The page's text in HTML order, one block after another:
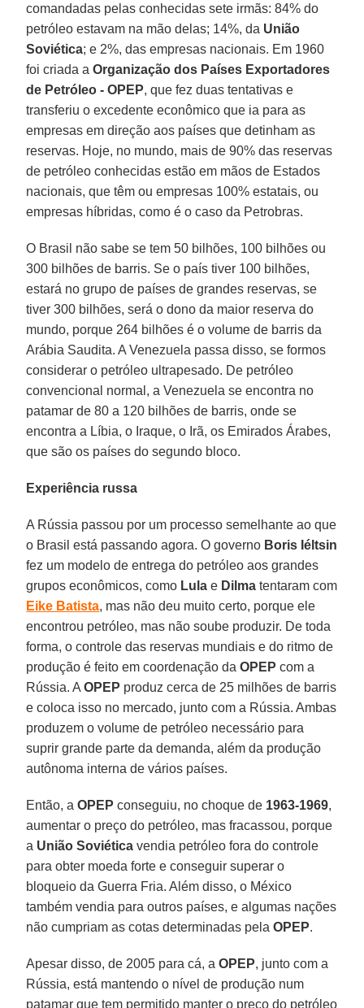
comandadas pelas conhecidas sete irmãs: 84% do
petróleo estavam na mão delas; 14%, da União
Soviética; e 2%, das empresas nacionais. Em 1960
foi criada aOrganização dos Países Exportadores
de Petróleo - OPEP, que fez duas tentativas e
transferiu o excedente econômico que ia para as
empresas em direção aos países que detinham as
reservas. Hoje, no mundo, mais de 90% das reservas
de petróleo conhecidas estão em mãos de Estados
nacionais, que têm ou empresas 100% estatais, ou
empresas híbridas, como é o caso da Petrobras.
O Brasil não sabe se tem 50 bilhões, 100 bilhões ou
300 bilhões de barris. Se o país tiver 100 bilhões,
estará no grupo de países de grandes reservas, se
tiver 300 bilhões, será o dono da maior reserva do
mundo, porque 264 bilhões é o volume de barris da
Arábia Saudita. A Venezuela passa disso, se formos
considerar o petróleo ultrapesado. De petróleo
convencional normal, a Venezuela se encontra no
patamar de 80 a 120 bilhões de barris, onde se
encontra a Líbia, o Iraque, o Irã, os Emirados Árabes,
que são os países do segundo bloco.
Experiência russa
A Rússia passou por um processo semelhante ao que
o Brasil está passando agora. O governo Boris Iéltsin
fez um modelo de entrega do petróleo aos grandes
grupos econômicos, como Lula e Dilma tentaram com
Eike Batista, mas não deu muito certo, porque ele
encontrou petróleo, mas não soube produzir. De toda
forma, o controle das reservas mundiais e do ritmo de
produção é feito em coordenação daOPEP com a
Rússia. AOPEP produz cerca de 25 milhões de barris
e coloca isso no mercado, junto com a Rússia. Ambas
produzem o volume de petróleo necessário para
suprir grande parte da demanda, além da produção
autônoma interna de vários países.
Então, aOPEP conseguiu, no choque de 1963-1969,
aumentar o preço do petróleo, mas fracassou, porque
a União Soviética vendia petróleo fora do controle
para obter moeda forte e conseguir superar o
bloqueio da Guerra Fria. Além disso, o México
também vendia para outros países, e algumas nações
não cumpriam as cotas determinadas pelaOPEP.
Apesar disso, de 2005 para cá, aOPEP, junto com a
Rússia, está mantendo o nível de produção num
patamar que tem permitido manter o preço do petróleo